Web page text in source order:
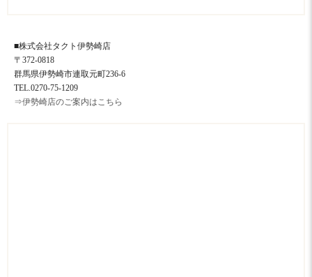
■株式会社タクト伊勢崎店
〒372-0818
群馬県伊勢崎市連取元町236-6
TEL.0270-75-1209
⇒伊勢崎店のご案内はこちら